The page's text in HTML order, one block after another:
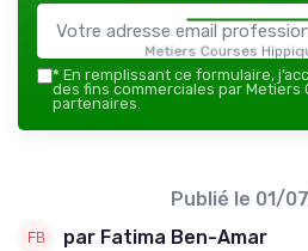
Metiers Courses
* En remplissant ce formulaire,
des fins commerciales par Metiers
partenaires.
Publié le 01/
par Fatima Ben-Amar